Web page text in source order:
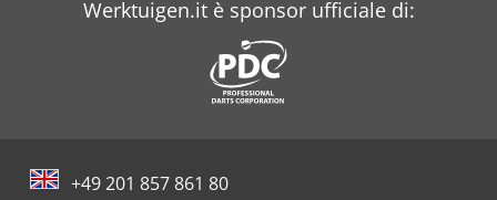
Werktuigen.it è sponsor ufficiale di:
+49 201 857 861 80